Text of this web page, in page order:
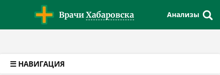
Врачи Хабаровска Анализы
☰ НАВИГАЦИЯ